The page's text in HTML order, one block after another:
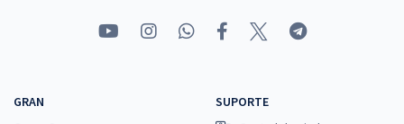
GRAN
SUPORTE